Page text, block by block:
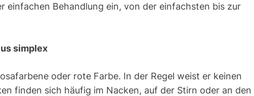
einfachen Behandlung ein, von der einfachsten bis zur
simplex
oder rote Farbe. In der Regel weist er keinen
finden sich häufig im Nacken, auf der Stirn oder an den